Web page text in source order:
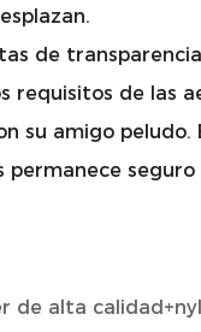
de
requisitos de las
su amigo
seguro
de alta